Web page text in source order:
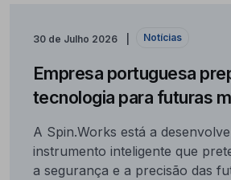
30 de Julho 2026 Notícias
Empresa portuguesa
tecnologia para futuras
A Spin.Works está a
instrumento inteligente que
a segurança e a precisão das